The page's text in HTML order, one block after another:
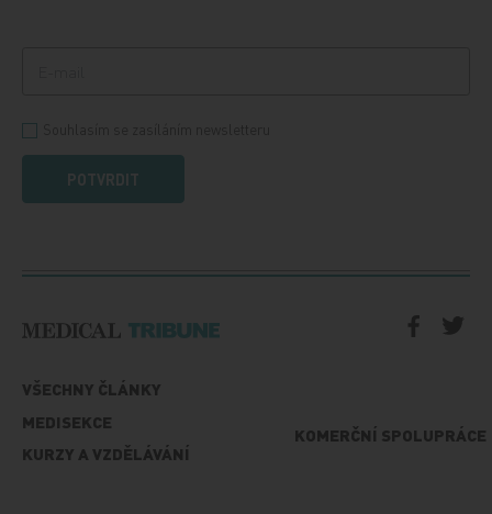
POTVRDIT
VŠECHNY ČLÁNKY
MEDISEKCE
KURZY A VZDĚLÁVÁNÍ
KOMERČNÍ SPOLUPRÁCE